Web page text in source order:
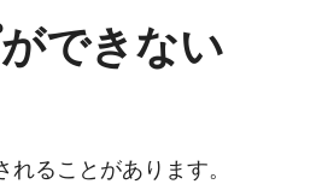
できない
ることがあります。